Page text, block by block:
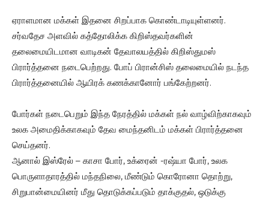
ஏராளமான மக்கள் இதனை சிறப்பாக கொண்டாடியுள்ளனர்.
சர்வதேச அளவில் கத்தோலிக்க கிறிஸ்தவர்களின்
தலைமையிடமான வாடிகன் தேவாலயத்தில் கிறிஸ்துமஸ்
பிரார்த்தனை நடைபெற்றது. போப் பிரான்சிஸ் தலைமையில் நடந்த
பிரார்த்தனையில் ஆயிரக் கணக்கானோர் பங்கேற்றனர்.
போர்கள் நடைபெறும் இந்த நேரத்தில் மக்கள் நல் வாழ்விற்காகவும்
உலக அமைதிக்காகவும் தேவ மைந்தனிடம் மக்கள் பிரார்த்தனை
செய்தனர்.
ஆனால் இஸ்ரேல் – காசா போர், உக்ரைன் -ரஷ்யா போர், உலக
பொருளாதாரத்தில் மந்தநிலை, மீண்டும் கொரோனா தொற்று,
சிறுபான்மையினர் மீது தொடுக்கப்படும் தாக்குதல், ஒடுக்கு